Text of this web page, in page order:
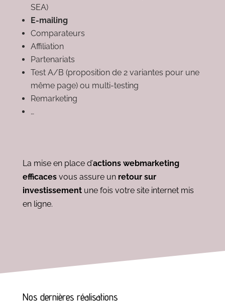
SEA)
E-mailing
Comparateurs
Affiliation
Partenariats
Test A/B (proposition de 2 variantes pour une
même page) ou multi-testing
Remarketing
…
La mise en place d’actions webmarketing
efficacesvous assure un retour sur
investissementune fois votre site internet mis
en ligne.
Nos dernières réalisations